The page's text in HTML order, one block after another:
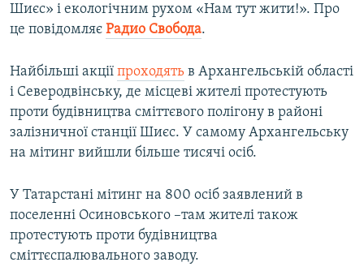
Шиєс» і екологічним рухом «Нам тут жити!». Про
це повідомляє Радио Свобода.
Найбільші акції проходять в Архангельській області
і Северодвінську, де місцеві жителі протестують
проти будівництва сміттєвого полігону в районі
залізничної станції Шиєс. У самому Архангельську
на мітинг вийшли більше тисячі осіб.
У Татарстані мітинг на 800 осіб заявлений в
поселенні Осиновського –там жителі також
протестують проти будівництва
сміттєспалювального заводу.